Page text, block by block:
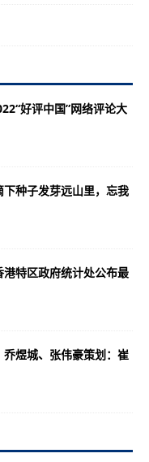
好评中国”网络评论大
种子发芽远山里，忘我
港特区政府统计处公布最
煜城、张伟豪策划：崔